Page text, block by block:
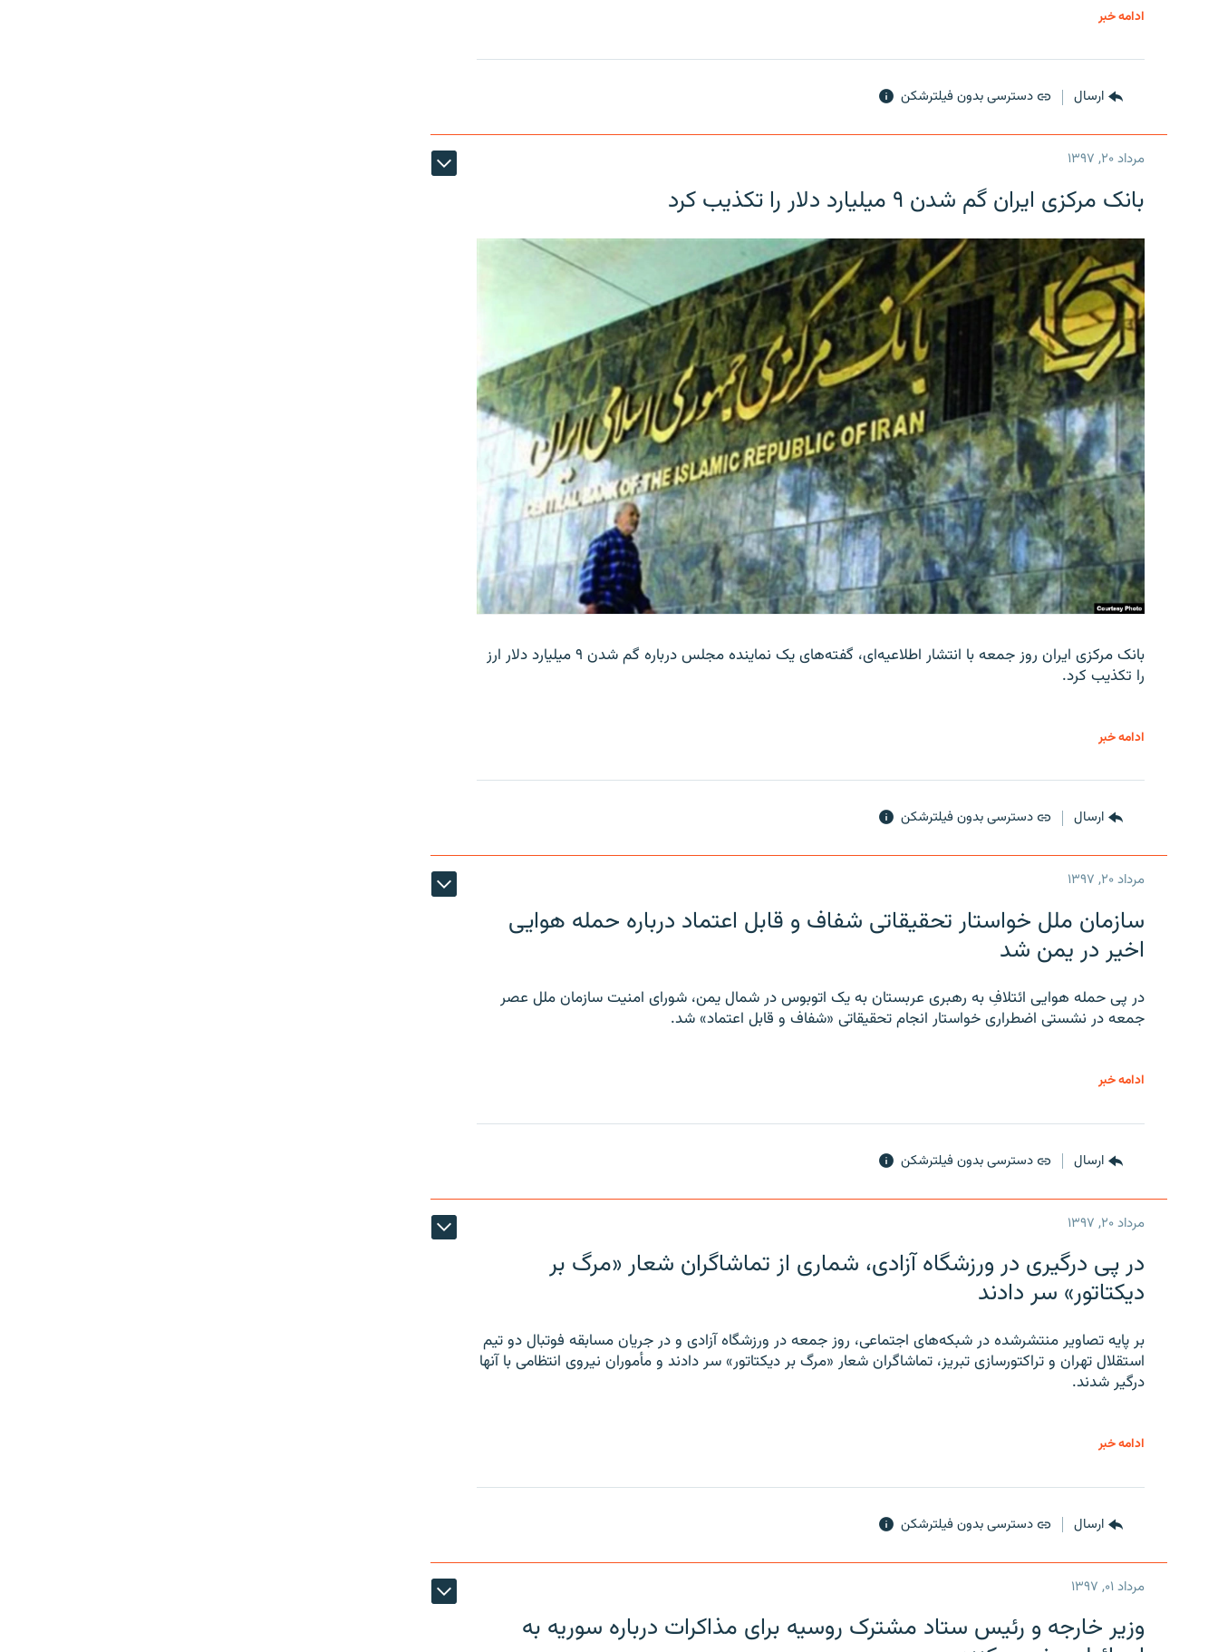
ادامه خبر
ارسال دسترسی بدون فیلترشکن
مرداد ۲۰, ۱۳۹۷
بانک مرکزی ایران گم شدن ۹ میلیارد دلار را تکذیب کرد
بانک مرکزی ایران روز جمعه با انتشار اطلاعیه‌ای، گفته‌های یک نماینده مجلس درباره گم شدن ۹ میلیارد دلار ارز
را تکذیب کرد.
ادامه خبر
ارسال دسترسی بدون فیلترشکن
مرداد ۲۰, ۱۳۹۷
سازمان ملل خواستار تحقیقاتی شفاف و قابل اعتماد درباره حمله هوایی
اخیر در یمن شد
در پی حمله هوایی ائتلافِ به رهبری عربستان به یک اتوبوس در شمال یمن، شورای امنیت سازمان ملل عصر
جمعه در نشستی اضطراری خواستار انجام تحقیقاتی «شفاف و قابل اعتماد» شد.
ادامه خبر
ارسال دسترسی بدون فیلترشکن
مرداد ۲۰, ۱۳۹۷
در پی درگیری در ورزشگاه آزادی، شماری از تماشاگران شعار «مرگ بر
دیکتاتور» سر دادند
بر پایه تصاویر منتشرشده در شبکه‌های اجتماعی، روز جمعه در ورزشگاه آزادی و در جریان مسابقه فوتبال دو تیم
استقلال تهران و تراکتورسازی تبریز، تماشاگران شعار «مرگ بر دیکتاتور» سر دادند و مأموران نیروی انتظامی با آنها
درگیر شدند.
ادامه خبر
ارسال دسترسی بدون فیلترشکن
مرداد ۰۱, ۱۳۹۷
وزیر خارجه و رئیس‌ ستاد مشترک روسیه برای مذاکرات درباره سوریه به